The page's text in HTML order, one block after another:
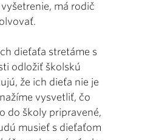
má rodič
dieťaťa stretáme s
odložiť školskú
že ich dieťa nie je
vysvetliť, čo
do školy pripravené,
musieť s dieťaťom